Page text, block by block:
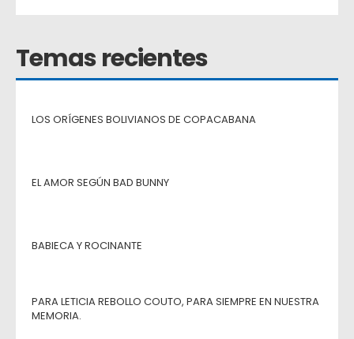
Temas recientes
LOS ORÍGENES BOLIVIANOS DE COPACABANA
EL AMOR SEGÚN BAD BUNNY
BABIECA Y ROCINANTE
PARA LETICIA REBOLLO COUTO, PARA SIEMPRE EN NUESTRA
MEMORIA.